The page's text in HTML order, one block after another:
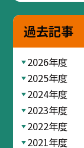
過去記事
2026年度
2025年度
2024年度
2023年度
2022年度
2021年度